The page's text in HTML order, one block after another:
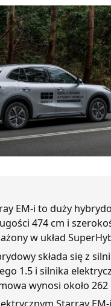
EM-i to duży
474 cm i
w układ
składa się z
1.5 i silnika
wynosi około 262